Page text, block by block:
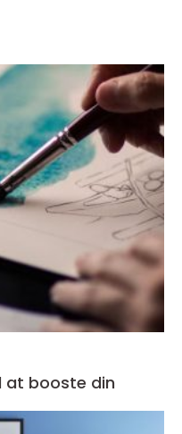
at booste din